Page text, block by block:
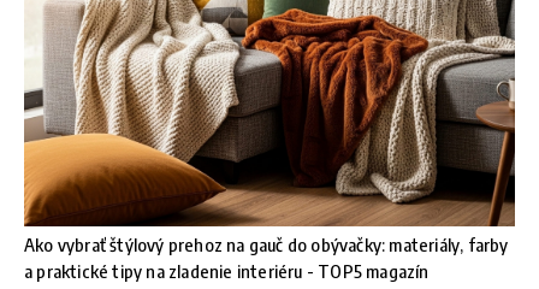
Ako vybrať štýlový prehoz na gauč do obývačky: materiály, farby
a praktické tipy na zladenie interiéru - TOP5 magazín